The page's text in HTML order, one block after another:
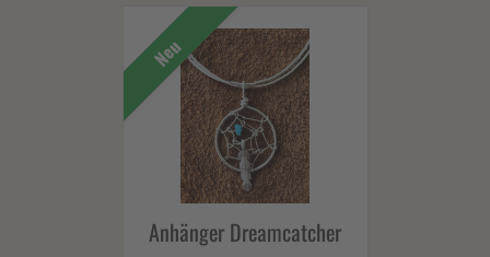
Neu
Anhänger Dreamcatcher